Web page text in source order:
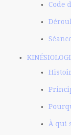
Code
À qui